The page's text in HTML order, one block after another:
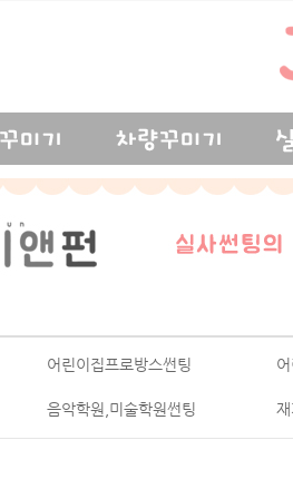
어린이집프로방스썬팅
음악학원,미술학원썬팅